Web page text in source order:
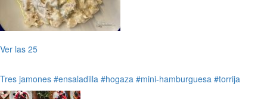
Ver las 25
Tres jamones #ensaladilla #hogaza #mini-hamburguesa #torrija